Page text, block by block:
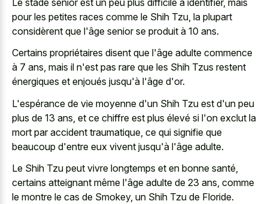
pour les petites races comme le Shih Tzu, la plupart
considèrent que l'âge senior se produit à 10 ans.
Certains propriétaires disent que l'âge adulte commence
à 7 ans, mais il n'est pas rare que les Shih Tzus restent
énergiques et enjoués jusqu'à l'âge d'or.
L'espérance de vie moyenne d'un Shih Tzu est d'un peu
plus de 13 ans, et ce chiffre est plus élevé si l'on exclut la
mort par accident traumatique, ce qui signifie que
beaucoup d'entre eux vivent jusqu'à l'âge adulte.
Le Shih Tzu peut vivre longtemps et en bonne santé,
certains atteignant même l'âge adulte de 23 ans, comme
le montre le cas de Smokey, un Shih Tzu de Floride.